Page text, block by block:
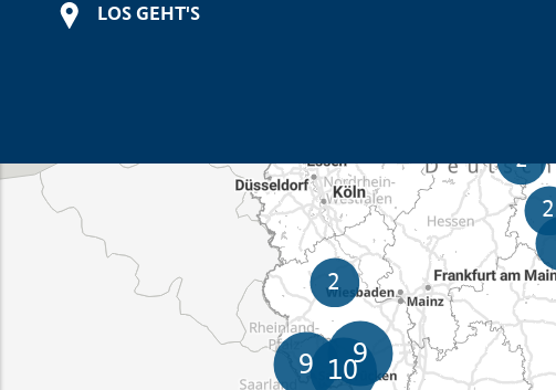
LOS GEHT'S